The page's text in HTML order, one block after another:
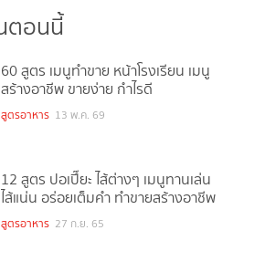
ตอนนี้
60 สูตร เมนูทำขาย หน้าโรงเรียน เมนู
สร้างอาชีพ ขายง่าย กำไรดี
สูตรอาหาร 13 พ.ค. 69
12 สูตร ปอเปี๊ยะ ไส้ต่างๆ เมนูทานเล่น
ไส้แน่น อร่อยเต็มคำ ทำขายสร้างอาชีพ
สูตรอาหาร 27 ก.ย. 65